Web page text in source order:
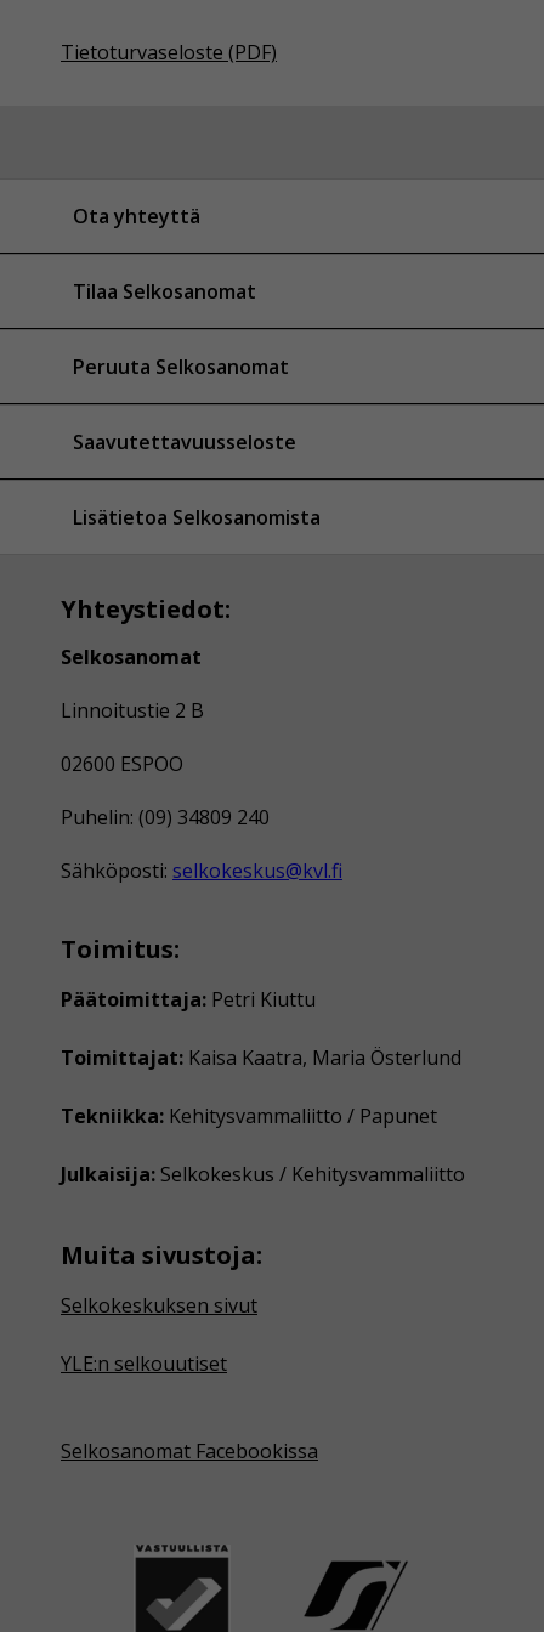
Tietoturvaseloste (PDF)
Ota yhteyttä
Tilaa Selkosanomat
Peruuta Selkosanomat
Saavutettavuusseloste
Lisätietoa Selkosanomista
Yhteystiedot:
Selkosanomat
Linnoitustie 2 B
02600 ESPOO
Puhelin: (09) 34809 240
Sähköposti: selkokeskus@kvl.fi
Toimitus:
Päätoimittaja: Petri Kiuttu
Toimittajat: Kaisa Kaatra, Maria Österlund
Tekniikka: Kehitysvammaliitto / Papunet
Julkaisija: Selkokeskus / Kehitysvammaliitto
Muita sivustoja:
Selkokeskuksen sivut
YLE:n selkouutiset
Selkosanomat Facebookissa